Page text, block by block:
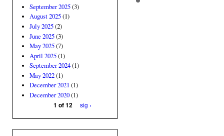
September 2025(3)
August 2025(1)
July 2025(2)
June 2025(3)
May 2025(7)
April 2025(1)
September 2024(1)
May 2022(1)
December 2021 (1)
December 2020(1)
1 of 12
sig ›